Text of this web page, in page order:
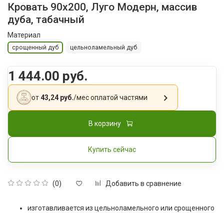
Кровать 90x200, Луго Модерн, массив
дуба, табачный
(0) Добавить в сравнение
Материал
срощенный дуб цельноламельный дуб
1 444.00 руб.
от43,24 руб./месоплатой частями
В корзину
Купить сейчас
изготавливается из цельноламельного или срощенного